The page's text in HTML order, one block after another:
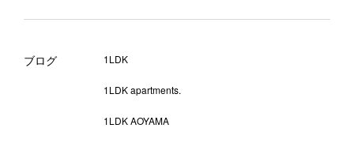
ブログ 1LDK
1LDK apartments.
1LDK AOYAMA